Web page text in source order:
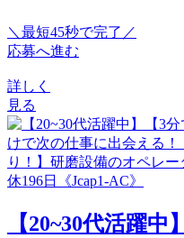
＼最短45秒で完了／
応募へ進む
詳しく
見る
【20~30代活躍中